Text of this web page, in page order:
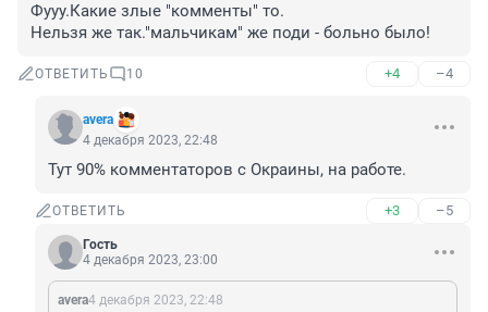
Фууу.Какие злые "комменты" то.
Нельзя же так."мальчикам" же поди - больно было!
ОТВЕТИТЬ 10 +4 –4
avera
4 декабря 2023, 22:48
Тут 90% комментаторов с Окраины, на работе.
ОТВЕТИТЬ +3 –5
Гость
4 декабря 2023, 23:00
avera4 декабря 2023, 22:48